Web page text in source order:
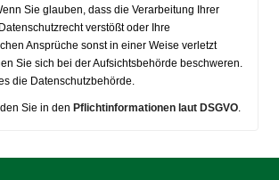
Sie glauben, dass die Verarbeitung Ihrer
verstößt oder Ihre
Ansprüche sonst in einer Weise verletzt
Sie sich bei der Aufsichtsbehörde beschweren.
die Datenschutzbehörde.
Sie in den Pflichtinformationen laut DSGVO.